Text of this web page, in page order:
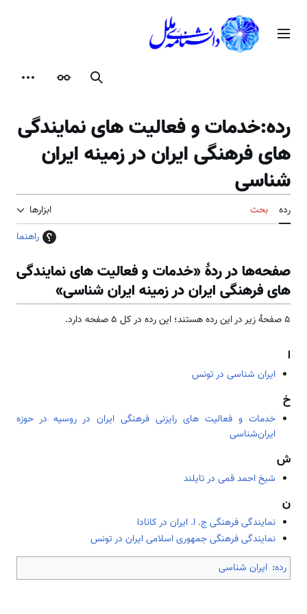
محتوامنوی اصلی
جستجوظاهر
رده:خدمات و فعالیت های نمایندگی
های فرهنگی ایران در زمینه ایران
شناسی
رده بحث
ابزارها
راهنما
صفحه‌ها در ردهٔ «خدمات و فعالیت های نمایندگی
های فرهنگی ایران در زمینه ایران شناسی»
۵ صفحۀ زیر در این رده هستند؛ این رده در کل ۵ صفحه دارد.
ا
ایران شناسی در تونس
خ
خدمات و فعالیت ‌های رایزنی فرهنگی ایران در روسیه در حوزه
ایران‌شناسی
ش
شیخ احمد قمی در تایلند
ن
نمایندگی فرهنگی ج. ا. ایران در کانادا
نمایندگی فرهنگی جمهوری اسلامی ایران در تونس
رده: ایران شناسی